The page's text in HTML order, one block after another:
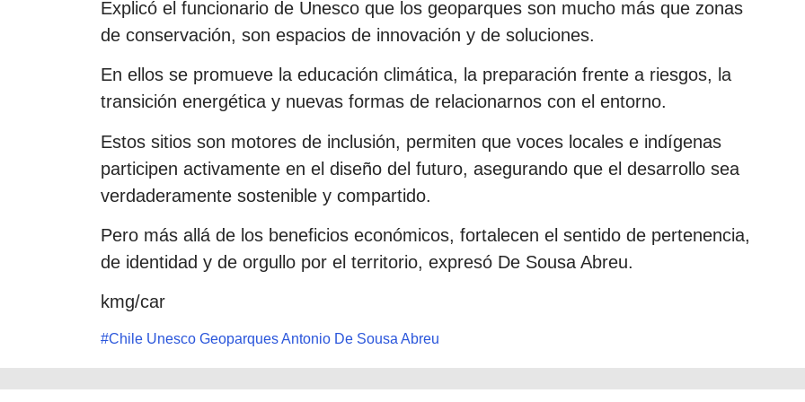
Explicó el funcionario de Unesco que los geoparques son mucho más que zonas
de conservación, son espacios de innovación y de soluciones.
En ellos se promueve la educación climática, la preparación frente a riesgos, la
transición energética y nuevas formas de relacionarnos con el entorno.
Estos sitios son motores de inclusión, permiten que voces locales e indígenas
participen activamente en el diseño del futuro, asegurando que el desarrollo sea
verdaderamente sostenible y compartido.
Pero más allá de los beneficios económicos, fortalecen el sentido de pertenencia,
de identidad y de orgullo por el territorio, expresó De Sousa Abreu.
kmg/car
#Chile Unesco Geoparques Antonio De Sousa Abreu